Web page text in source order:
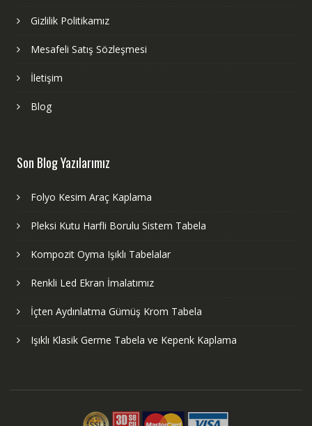
Gizlilik Politikamız
Mesafeli Satış Sözleşmesi
İletişim
Blog
Son Blog Yazılarımız
Folyo Kesim Araç Kaplama
Pleksi Kutu Harfli Borulu Sistem Tabela
Kompozit Oyma Işıklı Tabelalar
Renkli Led Ekran İmalatımız
İçten Aydınlatma Gümüş Krom Tabela
Işıklı Klasik Germe Tabela ve Kepenk Kaplama